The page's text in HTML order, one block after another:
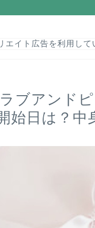
エイト広告を利用して
ラブアンド
始日は？